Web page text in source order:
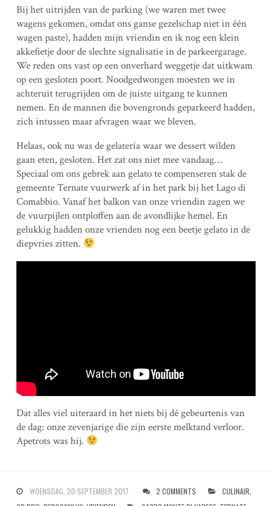
Bij het uitrijden van de parking (we waren met twee
wagens gekomen, omdat ons ganse gezelschap niet in één
wagen paste), hadden mijn vriendin en ik nog een klein
akkefietje door de slechte signalisatie in de parkeergarage.
We reden ons vast op een onverhard weggetje dat uitkwam
op een gesloten poort. Noodgedwongen moesten we in
achteruit terugrijden om de juiste uitgang te kunnen
nemen. En de mannen die bovengronds geparkeerd hadden,
zich intussen maar afvragen waar we bleven.
Helaas, ook nu was de gelatería waar we dessert wilden
gaan eten, gesloten. Het zat ons niet mee vandaag…
Speciaal om ons gebrek aan gelato te compenseren stak de
gemeente Ternate vuurwerk af in het park bij het Lago di
Comabbio. Vanaf het balkon van onze vriendin zagen we
de vuurpijlen ontploffen aan de avondlijke hemel. En
gelukkig hadden onze vrienden nog een beetje gelato in de
diepvries zitten.
Dat alles viel uiteraard in het niets bij dé gebeurtenis van
de dag: onze zevenjarige die zijn eerste melktand verloor.
Apetrots was hij.
WOENSDAG, 20 SEPTEMBER 2017 2 COMMENTS CULINAIR